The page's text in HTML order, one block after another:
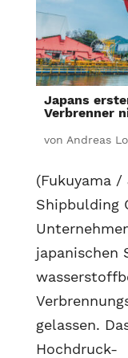
Japans
Verbrenner
von Andreas
(Fukuyama /
Shipbulding
japanischen
gelassen.
Hochdruck-